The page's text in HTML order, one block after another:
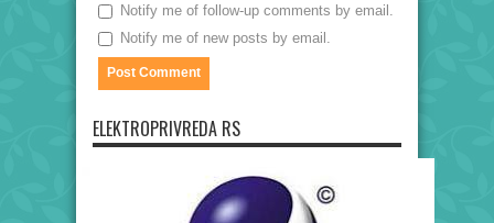
Notify me of follow-up comments by email.
Notify me of new posts by email.
ELEKTROPRIVREDA RS